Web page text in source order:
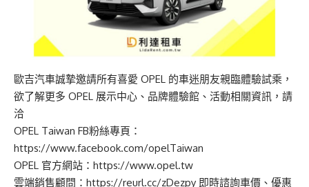
歐吉汽車誠摯邀請所有喜愛 OPEL 的車迷朋友親臨體驗試乘，
欲了解更多 OPEL 展示中心、品牌體驗館 、 活動相關資訊，請
洽
OPEL Taiwan FB粉絲專頁：
https://www.facebook.com/opelTaiwan
OPEL 官方網站： https://www.opel.tw
雲端銷售顧問： https://reurl.cc/zDezpy 即時諮詢車價、優惠